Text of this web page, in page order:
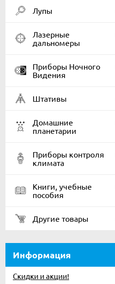
Лупы
Лазерные
дальномеры
Приборы Ночного
Видения
Штативы
Домашние
планетарии
Приборы контроля
климата
Книги, учебные
пособия
Другие товары
Информация
Скидки и акции!